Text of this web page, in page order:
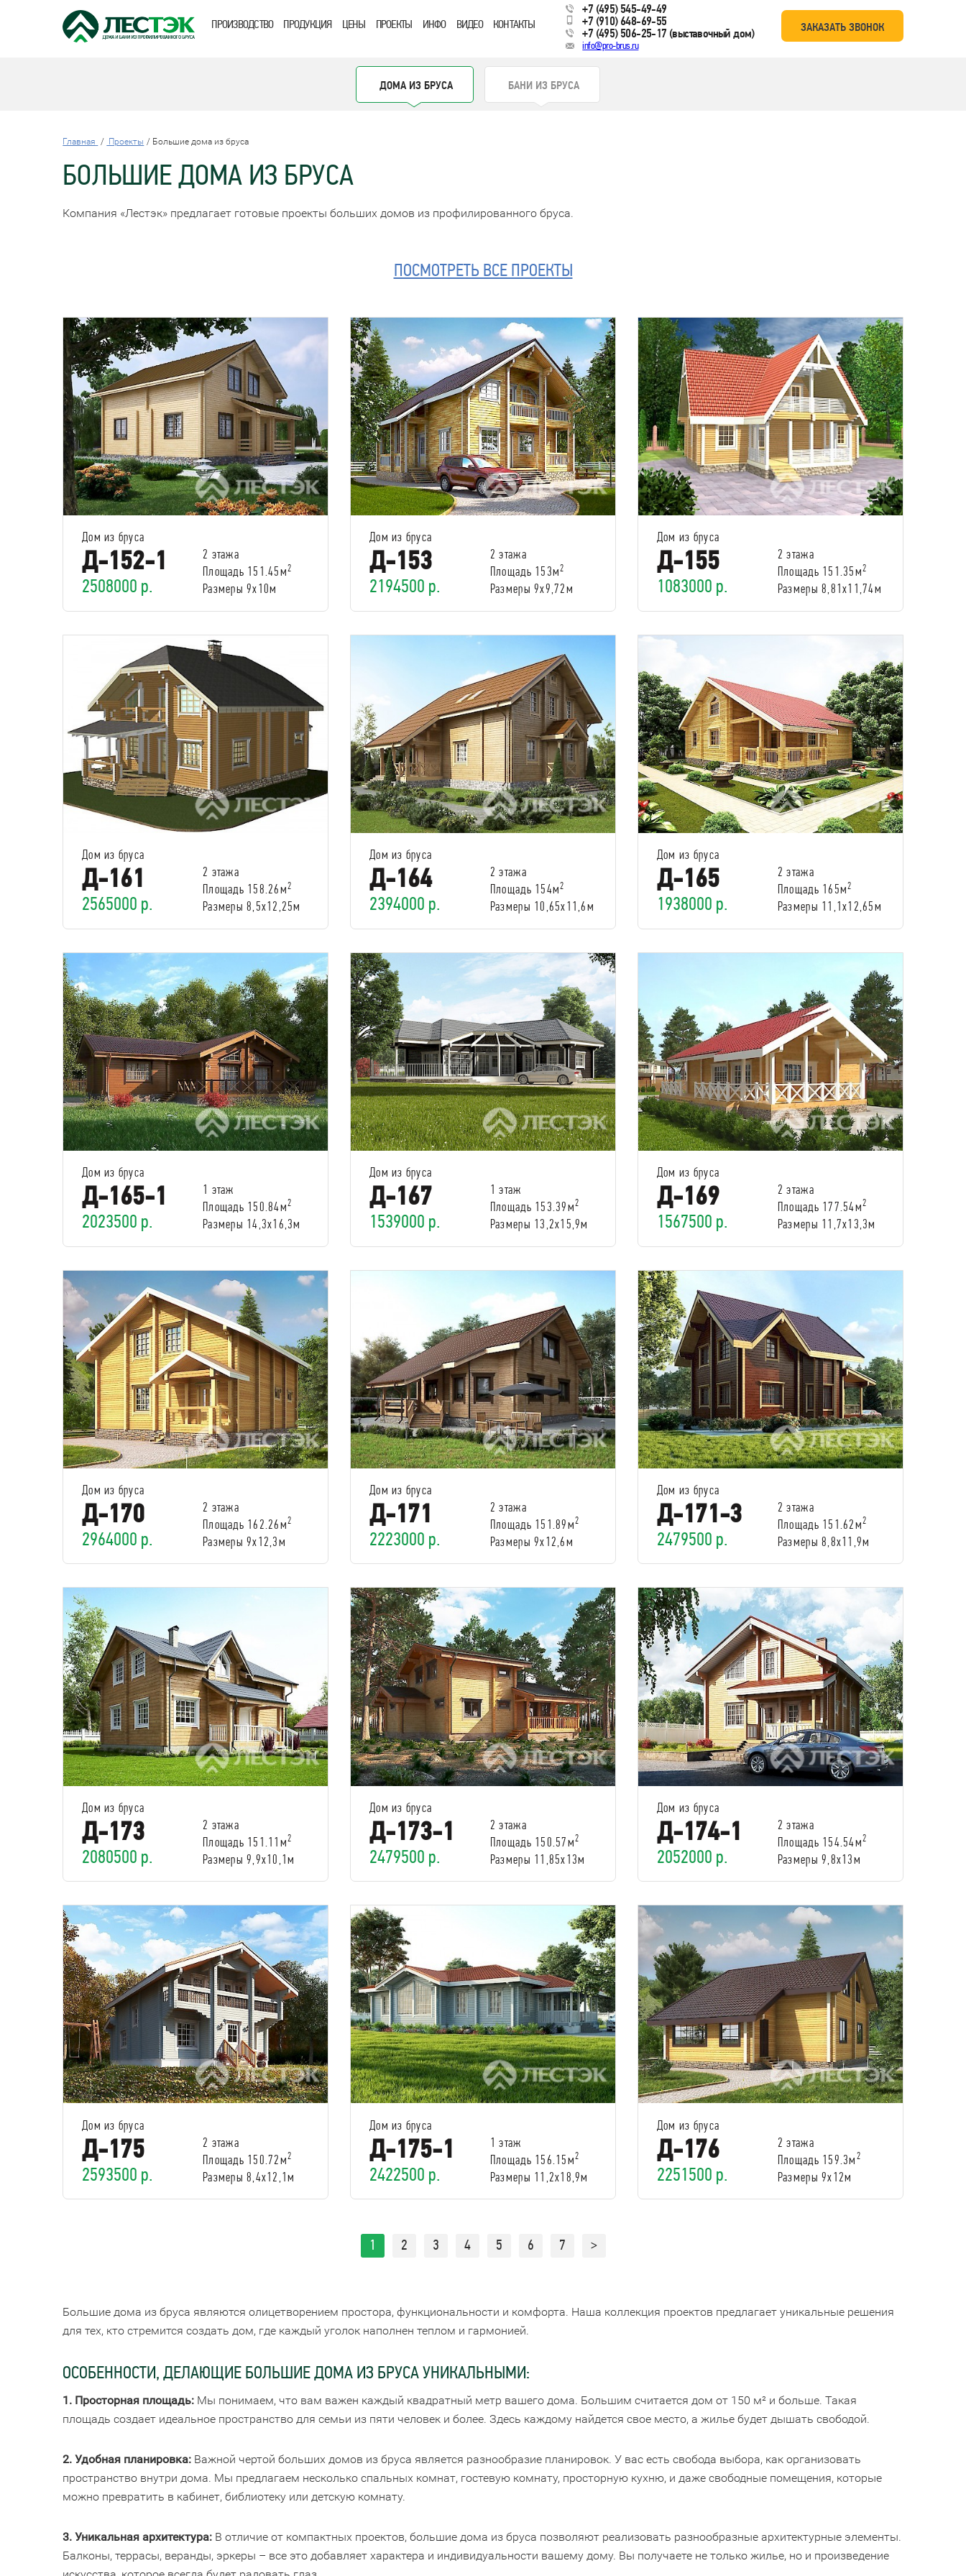
ПРОИЗВОДСТВО ПРОДУКЦИЯ ЦЕНЫ ПРОЕКТЫ ИНФО ВИДЕО КОНТАКТЫ
+7 (495) 545-49-49
+7 (910) 648-69-55
+7 (495) 506-25-17 (выставочный дом)
info@pro-brus.ru
ЗАКАЗАТЬ ЗВОНОК
ДОМА ИЗ БРУСА БАНИ ИЗ БРУСА
Главная Проекты Большие дома из бруса
БОЛЬШИЕ ДОМА ИЗ БРУСА
Компания «Лестэк» предлагает готовые проекты больших домов из профилированного бруса.
ПОСМОТРЕТЬ ВСЕ ПРОЕКТЫ
Дом из бруса
Д-152-1
2508000 р.
2 этажа
Площадь 151.45м2
Размеры 9х10м
Дом из бруса
Д-153
2194500 р.
2 этажа
Площадь 153м2
Размеры 9х9,72м
Дом из бруса
Д-155
1083000 р.
2 этажа
Площадь 151.35м2
Размеры 8,81х11,74м
Дом из бруса
Д-161
2565000 р.
2 этажа
Площадь 158.26м2
Размеры 8,5х12,25м
Дом из бруса
Д-164
2394000 р.
2 этажа
Площадь 154м2
Размеры 10,65х11,6м
Дом из бруса
Д-165
1938000 р.
2 этажа
Площадь 165м2
Размеры 11,1х12,65м
Дом из бруса
Д-165-1
2023500 р.
1 этаж
Площадь 150.84м2
Размеры 14,3х16,3м
Дом из бруса
Д-167
1539000 р.
1 этаж
Площадь 153.39м2
Размеры 13,2x15,9м
Дом из бруса
Д-169
1567500 р.
2 этажа
Площадь 177.54м2
Размеры 11,7х13,3м
Дом из бруса
Д-170
2964000 р.
2 этажа
Площадь 162.26м2
Размеры 9х12,3м
Дом из бруса
Д-171
2223000 р.
2 этажа
Площадь 151.89м2
Размеры 9х12,6м
Дом из бруса
Д-171-3
2479500 р.
2 этажа
Площадь 151.62м2
Размеры 8,8x11,9м
Дом из бруса
Д-173
2080500 р.
2 этажа
Площадь 151.11м2
Размеры 9,9х10,1м
Дом из бруса
Д-173-1
2479500 р.
2 этажа
Площадь 150.57м2
Размеры 11,85х13м
Дом из бруса
Д-174-1
2052000 р.
2 этажа
Площадь 154.54м2
Размеры 9,8х13м
Дом из бруса
Д-175
2593500 р.
2 этажа
Площадь 150.72м2
Размеры 8,4х12,1м
Дом из бруса
Д-175-1
2422500 р.
1 этаж
Площадь 156.15м2
Размеры 11,2x18,9м
Дом из бруса
Д-176
2251500 р.
2 этажа
Площадь 159.3м2
Размеры 9х12м
1 2 3 4 5 6 7 >
Большие дома из бруса являются олицетворением простора, функциональности и комфорта. Наша коллекция проектов предлагает уникальные решения
для тех, кто стремится создать дом, где каждый уголок наполнен теплом и гармонией.
ОСОБЕННОСТИ, ДЕЛАЮЩИЕ БОЛЬШИЕ ДОМА ИЗ БРУСА УНИКАЛЬНЫМИ:
1. Просторная площадь: Мы понимаем, что вам важен каждый квадратный метр вашего дома. Большим считается дом от 150 м² и больше. Такая
площадь создает идеальное пространство для семьи из пяти человек и более. Здесь каждому найдется свое место, а жилье будет дышать свободой.
2. Удобная планировка: Важной чертой больших домов из бруса является разнообразие планировок. У вас есть свобода выбора, как организовать
пространство внутри дома. Мы предлагаем несколько спальных комнат, гостевую комнату, просторную кухню, и даже свободные помещения, которые
можно превратить в кабинет, библиотеку или детскую комнату.
3. Уникальная архитектура: В отличие от компактных проектов, большие дома из бруса позволяют реализовать разнообразные архитектурные элементы.
Балконы, террасы, веранды, эркеры – все это добавляет характера и индивидуальности вашему дому. Вы получаете не только жилье, но и произведение